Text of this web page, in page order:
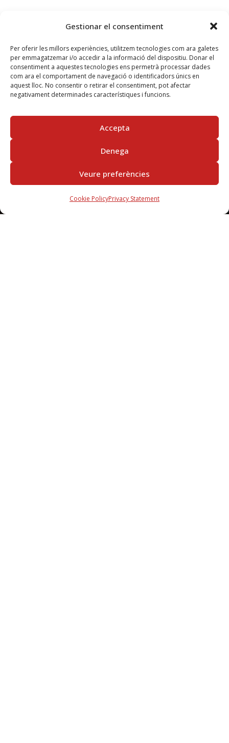
Gestionar el consentiment
Per oferir les millors experiències, utilitzem tecnologies com ara galetes
per emmagatzemar i/o accedir a la informació del dispositiu. Donar el
consentiment a aquestes tecnologies ens permetrà processar dades
com ara el comportament de navegació o identificadors únics en
aquest lloc. No consentir o retirar el consentiment, pot afectar
negativament determinades característiques i funcions.
Accepta
Denega
Veure preferències
Cookie PolicyPrivacy Statement